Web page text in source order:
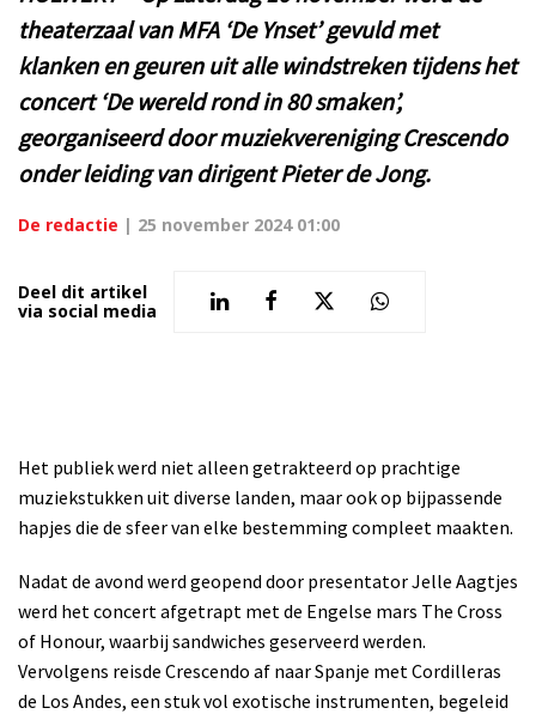
theaterzaal van MFA ‘De Ynset’ gevuld met
klanken en geuren uit alle windstreken tijdens het
concert ‘De wereld rond in 80 smaken’,
georganiseerd door muziekvereniging Crescendo
onder leiding van dirigent Pieter de Jong.
De redactie | 25 november 2024 01:00
Deel dit artikel
via social media
Het publiek werd niet alleen getrakteerd op prachtige
muziekstukken uit diverse landen, maar ook op bijpassende
hapjes die de sfeer van elke bestemming compleet maakten.
Nadat de avond werd geopend door presentator Jelle Aagtjes
werd het concert afgetrapt met de Engelse mars The Cross
of Honour, waarbij sandwiches geserveerd werden.
Vervolgens reisde Crescendo af naar Spanje met Cordilleras
de Los Andes, een stuk vol exotische instrumenten, begeleid